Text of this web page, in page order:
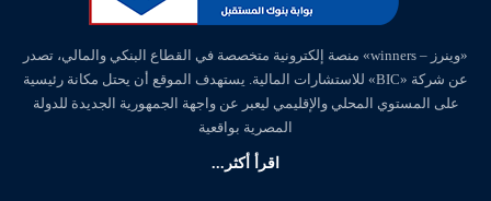
«وينرز – winners» منصة إلكترونية متخصصة في القطاع البنكي والمالي، تصدر
عن شركة «BIC» للاستشارات المالية. يستهدف الموقع أن يحتل مكانة رئيسية
على المستوي المحلي والإقليمي ليعبر عن واجهة الجمهورية الجديدة للدولة
المصرية بواقعية
اقرأ أكثر...